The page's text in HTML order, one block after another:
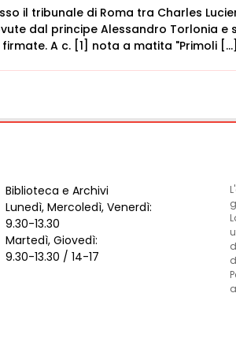
il tribunale di Roma tra Charles
dal principe Alessandro Torlonia e
A c. [1] nota a matita "Primoli
Biblioteca e Archivi
Lunedì, Mercoledì, Venerdì:
9.30-13.30
Martedì, Giovedì:
9.30-13.30 / 14-17